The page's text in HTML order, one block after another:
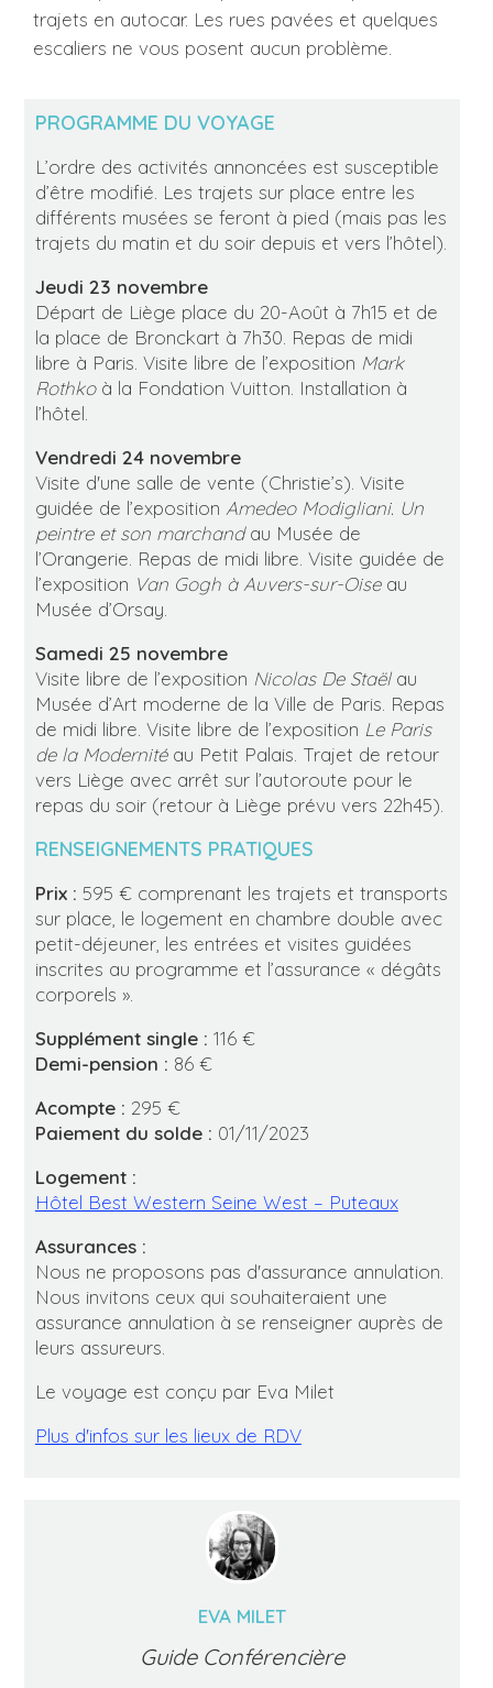
trajets en autocar. Les rues pavées et quelques
escaliers ne vous posent aucun problème.
PROGRAMME DU VOYAGE
L’ordre des activités annoncées est susceptible
d’être modifié. Les trajets sur place entre les
différents musées se feront à pied (mais pas les
trajets du matin et du soir depuis et vers l’hôtel).
Jeudi 23 novembre
Départ de Liège place du 20-Août à 7h15 et de
la place de Bronckart à 7h30. Repas de midi
libre à Paris. Visite libre de l’exposition Mark
Rothkoà la Fondation Vuitton. Installation à
l’hôtel.
Vendredi 24 novembre
Visite d'une salle de vente (Christie’s). Visite
guidée de l’exposition Amedeo Modigliani. Un
peintre et son marchandau Musée de
l’Orangerie. Repas de midi libre. Visite guidée de
l’exposition Van Gogh à Auvers-sur-Oiseau
Musée d’Orsay.
Samedi 25 novembre
Visite libre de l’exposition Nicolas De Staëlau
Musée d’Art moderne de la Ville de Paris. Repas
de midi libre. Visite libre de l’exposition Le Paris
de la Modernitéau Petit Palais. Trajet de retour
vers Liège avec arrêt sur l’autoroute pour le
repas du soir (retour à Liège prévu vers 22h45).
RENSEIGNEMENTS PRATIQUES
Prix : 595 € comprenant les trajets et transports
sur place, le logement en chambre double avec
petit-déjeuner, les entrées et visites guidées
inscrites au programme et l’assurance « dégâts
corporels ».
Supplément single : 116 €
Demi-pension : 86 €
Acompte : 295 €
Paiement du solde : 01/11/2023
Logement :
Hôtel Best Western Seine West – Puteaux
Assurances :
Nous ne proposons pas d'assurance annulation.
Nous invitons ceux qui souhaiteraient une
assurance annulation à se renseigner auprès de
leurs assureurs.
Le voyage est conçu par Eva Milet
Plus d'infos sur les lieux de RDV
EVA MILET
Guide Conférencière